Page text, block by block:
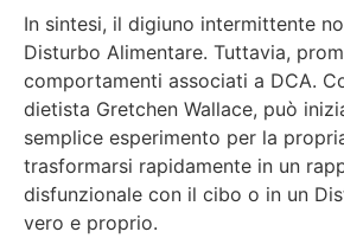
In sintesi, il digiuno intermittente
Disturbo Alimentare. Tuttavia,
comportamenti associati a DCA.
dietista Gretchen Wallace, può
semplice esperimento per la
trasformarsi rapidamente in un
disfunzionale con il cibo o in un
vero e proprio.